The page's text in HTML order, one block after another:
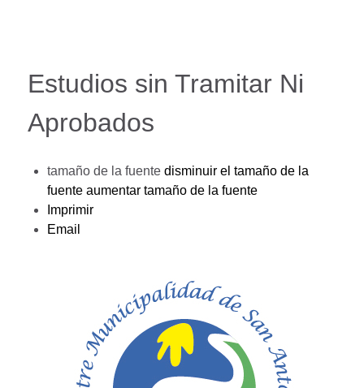
Estudios sin Tramitar Ni
Aprobados
tamaño de la fuente disminuir el tamaño de la
fuente aumentar tamaño de la fuente
Imprimir
Email